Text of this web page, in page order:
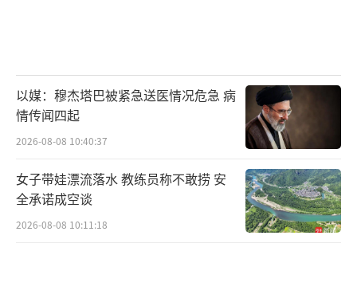
以媒：穆杰塔巴被紧急送医情况危急 病
情传闻四起
2026-08-08 10:40:37
女子带娃漂流落水 教练员称不敢捞 安
全承诺成空谈
2026-08-08 10:11:18